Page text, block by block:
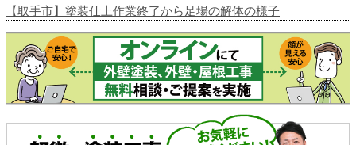
【取手市】塗装仕上作業終了から足場の解体の様子